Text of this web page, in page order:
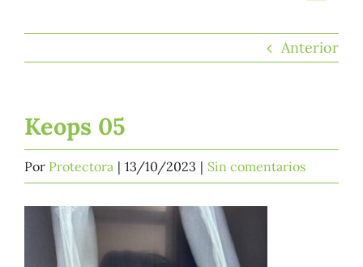
Adopta
Cuencanimal
Colabora
Santuario
Anterior
Keops 05
Por Protectora | 13/10/2023 | Sin comentarios